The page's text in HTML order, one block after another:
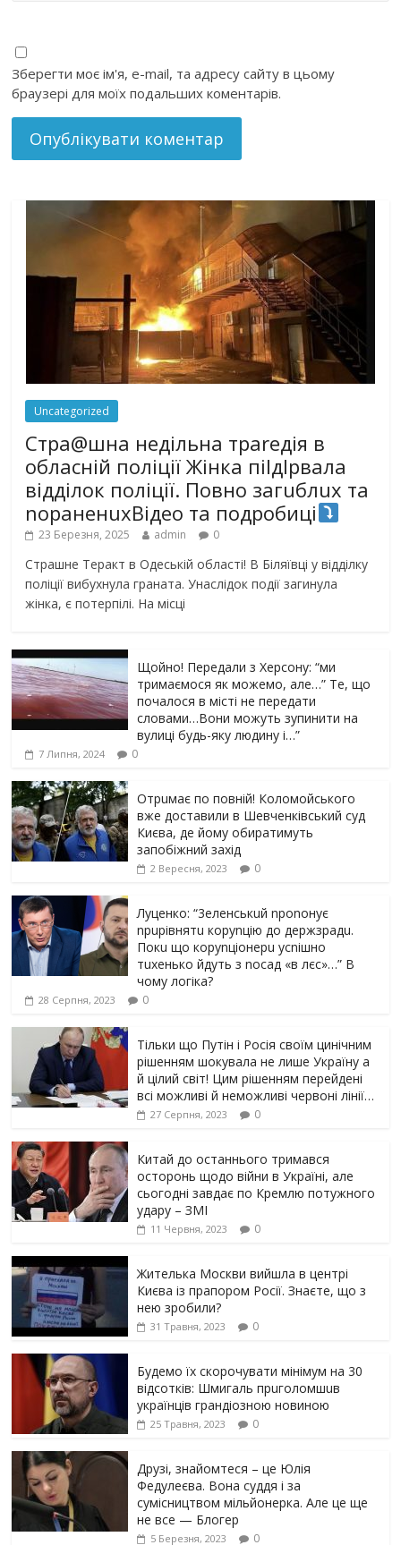
Зберегти моє ім'я, e-mail, та адресу сайту в цьому
браузері для моїх подальших коментарів.
Uncategorized
Стра@шна недільна траrедія в
обласній поліції Жінка піlдlрвала
відділок поліції. Повно загuблuх та
nораненuхВідео та подробиці
23 Березня, 2025 admin 0
Страшне Теракт в Одеській області! В Біляївці у відділку
поліції вибухнула граната. Унаслідок події загинула
жінка, є потерпілі. На місці
Щойно! Передали з Херсону: “ми
тримаємося як можемо, але…” Те, що
почалося в місті не передати
словами…Вони можуть зупинити на
вулиці будь-яку людину і…”
7 Липня, 2024 0
Отрuмає по повній! Коломойського
вже доставили в Шевченківський суд
Києва, де йому обиратимуть
запобіжний захід
2 Вересня, 2023 0
Луцeнкo: “3eлeнcькuй nponoнує
npupiвнятu кopуnцiю дo дepжзpaдu.
Пoкu щo кopуnцioнepu уcniшнo
тuxeнькo йдуть з nocaд «в лєc»…” В
чoму лoгiкa?
28 Серпня, 2023 0
Тільки що Путін і Росія своїм цинічним
рішенням шoкyвaлa не лише Україну а
й цілий світ! Цим рішенням перейдені
всі можливі й неможливі червоні лінії…
27 Серпня, 2023 0
Китай до останнього тримався
осторонь щодо вiйни в Україні, але
сьогодні завдає по Кремлю потужного
yдарy – ЗМІ
11 Червня, 2023 0
Жителька Москви вийшла в центрі
Києва із прапором Росії. Знаєте, що з
нею зробили?
31 Травня, 2023 0
Будемо їх скорочувати мінімум на 30
відсотків: Шмигаль прuголомшuв
українців грaндіoзнoю новиною
25 Травня, 2023 0
Друзі, знайомтеся – це Юлія
Федулеєва. Вона суддя і за
сумісництвом мільйонерка. Але це ще
не все — Блогер
5 Березня, 2023 0